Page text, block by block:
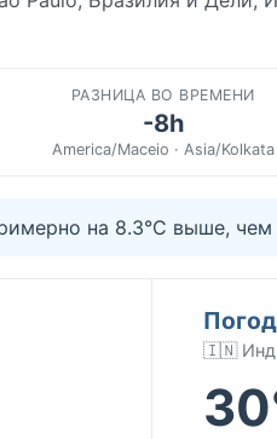
РАЗНИЦА ВО ВРЕМЕНИ
-8h
America/Maceio · Asia/Kolkata
на 8.3°C выше, чем
🇮🇳